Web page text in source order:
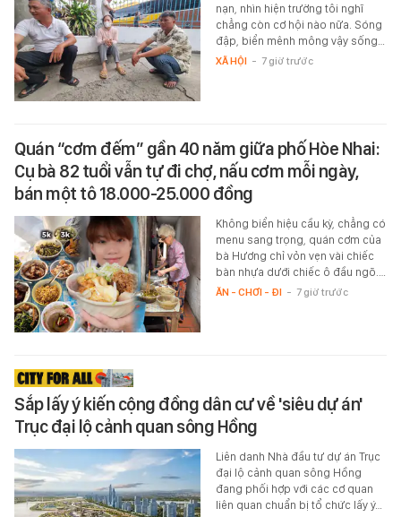
nạn, nhìn hiện trường tôi nghĩ
chẳng còn cơ hội nào nữa. Sóng
đập, biển mênh mông vậy sống…
XÃ HỘI - 7 giờ trước
Quán “cơm đếm” gần 40 năm giữa phố Hòe Nhai:
Cụ bà 82 tuổi vẫn tự đi chợ, nấu cơm mỗi ngày,
bán một tô 18.000-25.000 đồng
Không biển hiệu cầu kỳ, chẳng có
menu sang trọng, quán cơm của
bà Hương chỉ vỏn vẹn vài chiếc
bàn nhựa dưới chiếc ô đầu ngõ.…
ĂN - CHƠI - ĐI - 7 giờ trước
Sắp lấy ý kiến cộng đồng dân cư về 'siêu dự án'
Trục đại lộ cảnh quan sông Hồng
Liên danh Nhà đầu tư dự án Trục
đại lộ cảnh quan sông Hồng
đang phối hợp với các cơ quan
liên quan chuẩn bị tổ chức lấy ý…